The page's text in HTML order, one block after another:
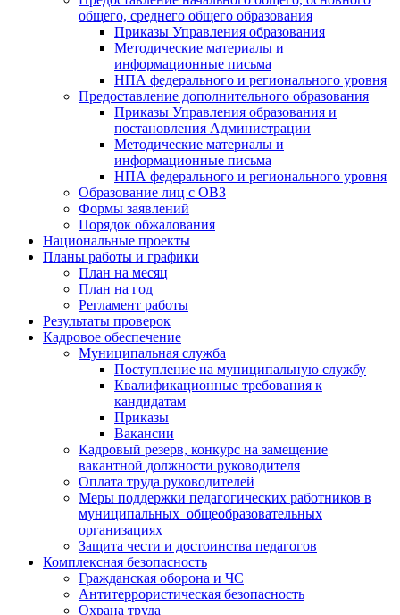
общего, среднего общего образования
Приказы Управления образования
Методические материалы и
информационные письма
НПА федерального и регионального уровня
Предоставление дополнительного образования
Приказы Управления образования и
постановления Администрации
Методические материалы и
информационные письма
НПА федерального и регионального уровня
Образование лиц с ОВЗ
Формы заявлений
Порядок обжалования
Национальные проекты
Планы работы и графики
План на месяц
План на год
Регламент работы
Результаты проверок
Кадровое обеспечение
Муниципальная служба
Поступление на муниципальную службу
Квалификационные требования к
кандидатам
Приказы
Вакансии
Кадровый резерв, конкурс на замещение
вакантной должности руководителя
Оплата труда руководителей
Меры поддержки педагогических работников в
муниципальных общеобразовательных
организациях
Защита чести и достоинства педагогов
Комплексная безопасность
Гражданская оборона и ЧС
Антитеррористическая безопасность
Охрана труда